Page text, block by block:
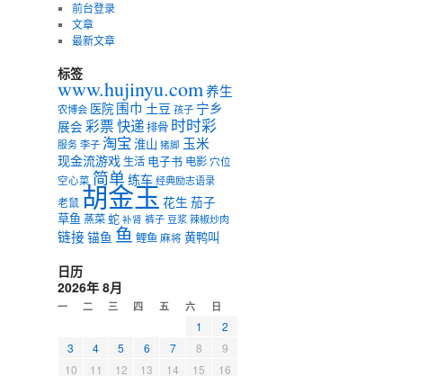
前台登录
文章
最新文章
标签
www.hujinyu.com养生
农博会 医院 围巾 土豆 孩子 宁乡
展会 彩票 快递排骨 时时彩
服务 李子 淘宝 淮山 猪脚 玉米
现金流游戏 生活 电子书 电影 穴位
空心菜 简单 练车 经典励志语录
老鼠 胡金玉花生 茄子
草鱼 蒸菜 蛇 补肾 裤子 豆浆 辣椒炒肉
链接锚鱼 鱼 鲤鱼 麻将 黄鸭叫
日历
2026年 8月
一 二 三 四 五 六 日
1
2
3
4 5 6 7 8
9
10
11 12 13 14 15 16